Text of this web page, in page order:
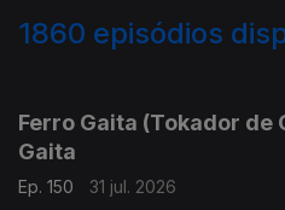
1860 episódios
Ferro Gaita (Tokador de
Gaita
Ep. 150
31 jul. 2026